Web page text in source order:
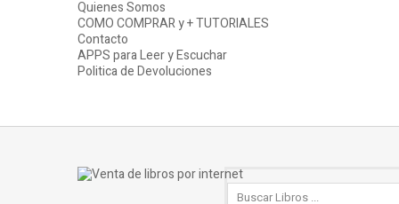
Quienes Somos
COMO COMPRAR y + TUTORIALES
Contacto
APPS para Leer y Escuchar
Politica de Devoluciones